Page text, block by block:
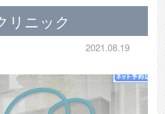
リニック
2021.08.19